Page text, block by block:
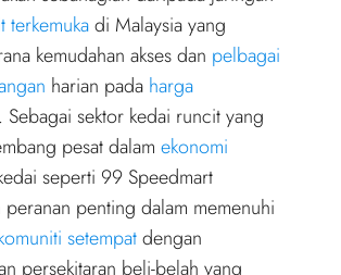
o
k
I
n
terkemukadi Malaysia yang
kemudahan akses dan pelbagai
harian pada harga
. Sebagai sektor kedai runcit yang
pesat dalam ekonomi
seperti 99 Speedmart
peranan penting dalam memenuhi
setempatdengan
persekitaran beli-belah yang